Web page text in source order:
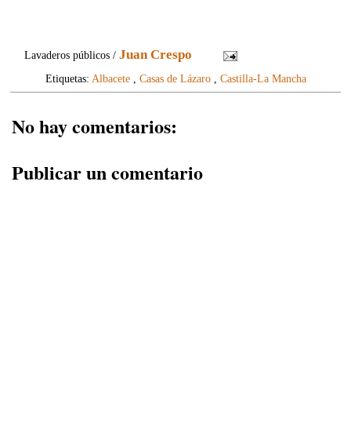
Lavaderos públicos /Juan Crespo
Etiquetas: Albacete, Casas de Lázaro, Castilla-La Mancha
No hay comentarios:
Publicar un comentario